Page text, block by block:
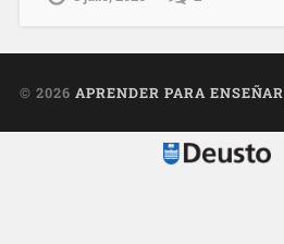
© 2026 APRENDER PARA ENSEÑAR